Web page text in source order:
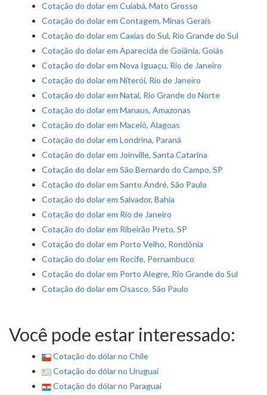
Cotação do dolar em Cuiabá, Mato Grosso
Cotação do dolar em Contagem, Minas Gerais
Cotação do dolar em Caxias do Sul, Rio Grande do Sul
Cotação do dolar em Aparecida de Goiânia, Goiás
Cotação do dolar em Nova Iguaçu, Rio de Janeiro
Cotação do dolar em Niterói, Rio de Janeiro
Cotação do dolar em Natal, Rio Grande do Norte
Cotação do dolar em Manaus, Amazonas
Cotação do dolar em Maceió, Alagoas
Cotação do dolar em Londrina, Paraná
Cotação do dolar em Joinville, Santa Catarina
Cotação do dolar em São Bernardo do Campo, SP
Cotação do dolar em Santo André, São Paulo
Cotação do dolar em Salvador, Bahia
Cotação do dolar em Rio de Janeiro
Cotação do dolar em Ribeirão Preto, SP
Cotação do dolar em Porto Velho, Rondônia
Cotação do dolar em Recife, Pernambuco
Cotação do dolar em Porto Alegre, Rio Grande do Sul
Cotação do dolar em Osasco, São Paulo
Você pode estar interessado:
Cotação do dólar no Chile
Cotação do dólar no Uruguai
Cotação do dólar no Paraguai